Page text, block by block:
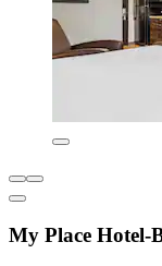
My Place Hotel-